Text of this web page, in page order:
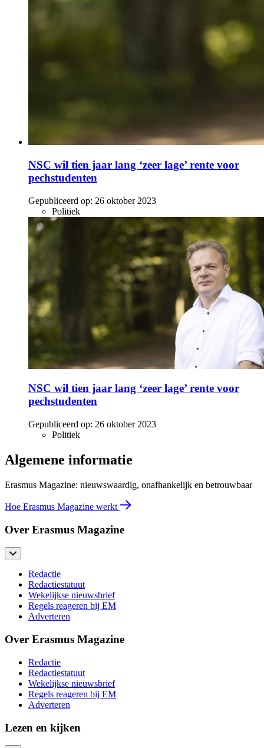
NSC wil tien jaar lang ‘zeer lage’ rente voor
pechstudenten
Gepubliceerd op: 26 oktober 2023
Politiek
NSC wil tien jaar lang ‘zeer lage’ rente voor
pechstudenten
Gepubliceerd op: 26 oktober 2023
Politiek
Algemene informatie
Erasmus Magazine: nieuwswaardig, onafhankelijk en betrouwbaar
Hoe Erasmus Magazine werkt
Over Erasmus Magazine
Redactie
Redactiestatuut
Wekelijkse nieuwsbrief
Regels reageren bij EM
Adverteren
Over Erasmus Magazine
Redactie
Redactiestatuut
Wekelijkse nieuwsbrief
Regels reageren bij EM
Adverteren
Lezen en kijken